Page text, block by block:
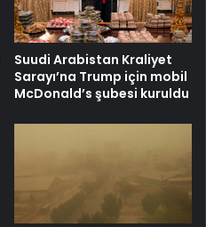
Suudi Arabistan Kraliyet
Sarayı’na Trump için mobil
McDonald’s şubesi kuruldu